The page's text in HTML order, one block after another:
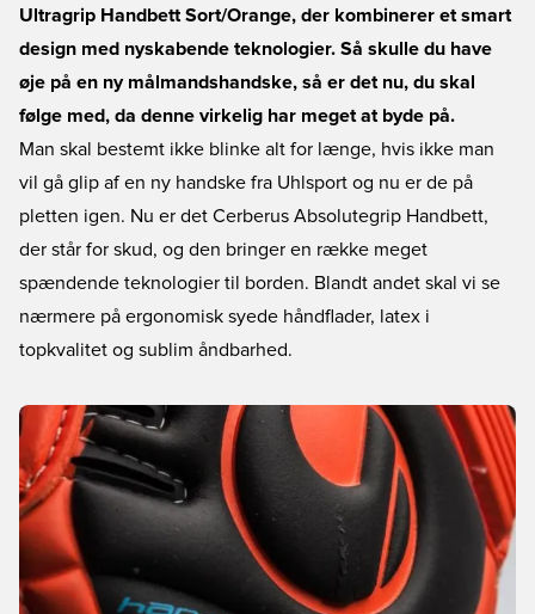
Ultragrip Handbett Sort/Orange, der kombinerer et smart
design med nyskabende teknologier. Så skulle du have
øje på en ny målmandshandske, så er det nu, du skal
følge med, da denne virkelig har meget at byde på.
Man skal bestemt ikke blinke alt for længe, hvis ikke man
vil gå glip af en ny handske fra Uhlsport og nu er de på
pletten igen. Nu er det Cerberus Absolutegrip Handbett,
der står for skud, og den bringer en række meget
spændende teknologier til borden. Blandt andet skal vi se
nærmere på ergonomisk syede håndflader, latex i
topkvalitet og sublim åndbarhed.